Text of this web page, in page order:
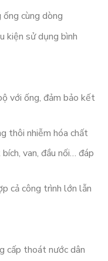
cùng dòng
kiện sử dụng bình
với ống, đảm bảo kết
thôi nhiễm hóa chất
van, đầu nối… đáp
cả công trình lớn lẫn
cấp thoát nước dân